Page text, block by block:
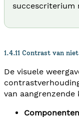
succescriterium
1.4.11 Contrast van
De visuele
van aangrenzende